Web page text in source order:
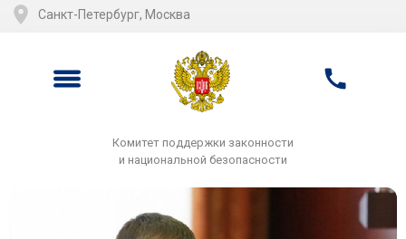
Санкт-Петербург, Москва
Комитет поддержки законности
и национальной безопасности